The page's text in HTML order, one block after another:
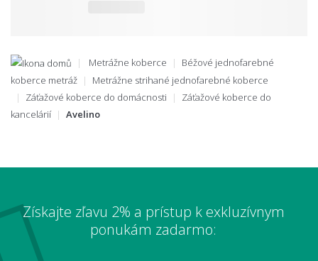
Metrážne koberce
Béžové jednofarebné
koberce metráž
Metrážne strihané jednofarebné koberce
Záťažové koberce do domácnosti
Záťažové koberce do
kancelárií
Avelino
Získajte zľavu 2% a prístup k exkluzívnym
ponukám zadarmo: